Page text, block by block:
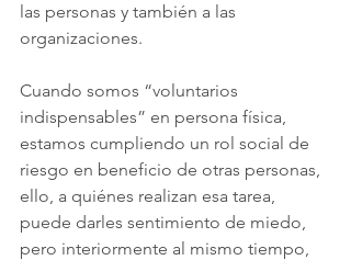
las personas y también a las
organizaciones.
Cuando somos “voluntarios
indispensables” en persona física,
estamos cumpliendo un rol social de
riesgo en beneficio de otras personas,
ello, a quiénes realizan esa tarea,
puede darles sentimiento de miedo,
pero interiormente al mismo tiempo,